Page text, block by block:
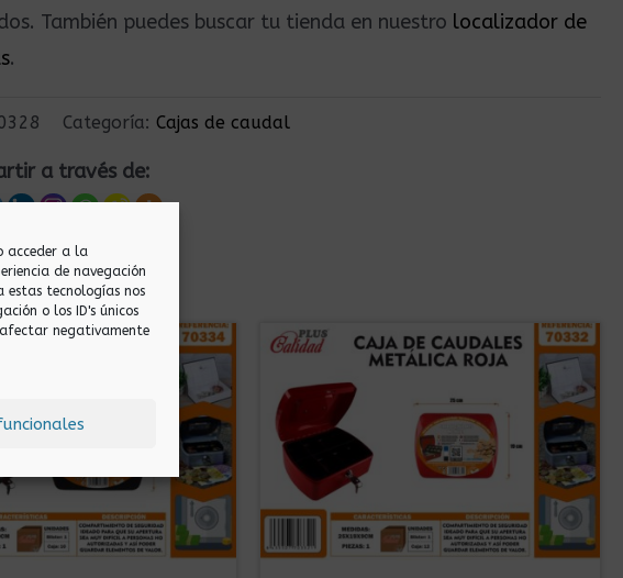
acceder a la
de navegación
estas tecnologías nos
o los ID's únicos
negativamente
También puedes buscar tu tienda en nuestro localizador de
.
Categoría: Cajas de caudal
a través de: